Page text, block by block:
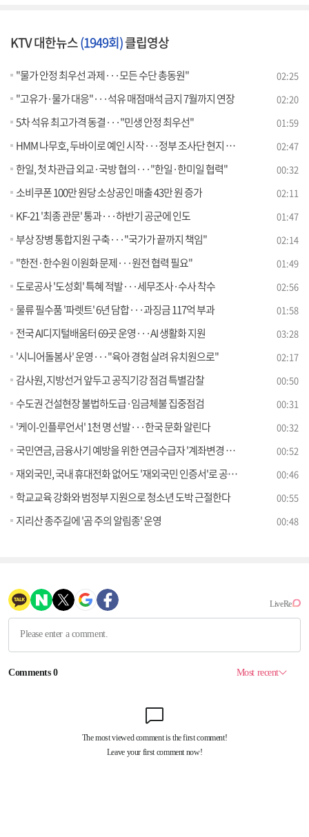
KTV 대한뉴스(1949회)클립영상
"물가 안정 최우선 과제···모든 수단 총동원" 02:25
"고유가·물가 대응"···석유 매점매석 금지 7월까지 연장 02:20
5차 석유 최고가격 동결···"민생 안정 최우선" 01:59
HMM 나무호, 두바이로 예인 시작···정부 조사단 현지 도착 [뉴스의 맥] 02:47
한일, 첫 차관급 외교·국방 협의···"한일·한미일 협력" 00:32
소비쿠폰 100만 원당 소상공인 매출 43만 원 증가 02:11
KF-21 '최종 관문' 통과···하반기 공군에 인도 01:47
부상 장병 통합지원 구축···"국가가 끝까지 책임" 02:14
"한전·한수원 이원화 문제···원전 협력 필요" 01:49
도로공사 '도성회' 특혜 적발···세무조사·수사 착수 02:56
물류 필수품 '파렛트' 6년 담합···과징금 117억 부과 01:58
전국 AI디지털배움터 69곳 운영···AI 생활화 지원 03:28
'시니어돌봄사' 운영···"육아 경험 살려 유치원으로" 02:17
감사원, 지방선거 앞두고 공직기강 점검 특별감찰 00:50
수도권 건설현장 불법하도급·임금체불 집중점검 00:31
'케이-인플루언서' 1천 명 선발···한국 문화 알린다 00:32
국민연금, 금융사기 예방을 위한 연금수급자 '계좌변경 안심차단 서비스' 시행 00:52
재외국민, 국내 휴대전화 없어도 '재외국민 인증서'로 공공 웹사이트 이용한다 00:46
학교교육 강화와 범정부 지원으로 청소년 도박 근절한다 00:55
지리산 종주길에 '곰 주의 알림종' 운영 00:48